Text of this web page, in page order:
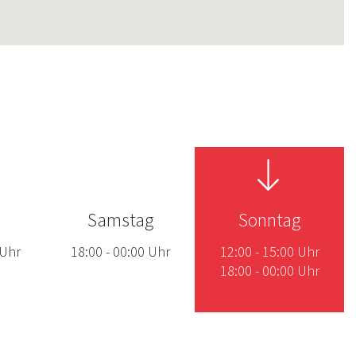
Uhr
Samstag
18:00 - 00:00 Uhr
Sonntag
12:00 - 15:00 Uhr
18:00 - 00:00 Uhr